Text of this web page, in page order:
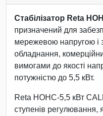
Стабілізатор Reta
призначений для
мережевою напругою і
обладнання,
вимогами до якості
потужністю до 5,5 кВт.
Reta НОНС-5,5 кВт
ступенів регулювання,